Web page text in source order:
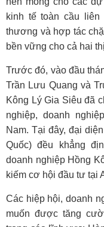
kinh tế toàn cầu
thương và hợp tác
bền vững cho cả hai
Trước đó, vào đầu
Trần Lưu Quang và
Kông Lý Gia Siêu đã
nghiệp, doanh
Nam. Tại đây, đại
Quốc) đều khẳng
doanh nghiệp Hồng
kiếm cơ hội đầu tư tại
Các hiệp hội, doanh
muốn được tăng